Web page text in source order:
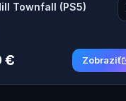
Townfall (PS5)
€ Zobraziť